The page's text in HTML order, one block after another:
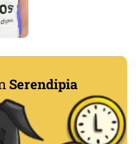
Serendipia